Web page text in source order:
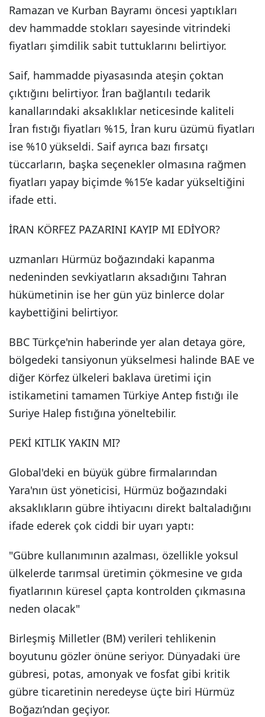
Ramazan ve Kurban Bayramı öncesi yaptıkları
dev hammadde stokları sayesinde vitrindeki
fiyatları şimdilik sabit tuttuklarını belirtiyor.
Saif, hammadde piyasasında ateşin çoktan
çıktığını belirtiyor. İran bağlantılı tedarik
kanallarındaki aksaklıklar neticesinde kaliteli
İran fıstığı fiyatları %15, İran kuru üzümü fiyatları
ise %10 yükseldi. Saif ayrıca bazı fırsatçı
tüccarların, başka seçenekler olmasına rağmen
fiyatları yapay biçimde %15’e kadar yükseltiğini
ifade etti.
İRAN KÖRFEZ PAZARINI KAYIP MI EDİYOR?
uzmanları Hürmüz boğazındaki kapanma
nedeninden sevkiyatların aksadığını Tahran
hükümetinin ise her gün yüz binlerce dolar
kaybettiğini belirtiyor.
BBC Türkçe'nin haberinde yer alan detaya göre,
bölgedeki tansiyonun yükselmesi halinde BAE ve
diğer Körfez ülkeleri baklava üretimi için
istikametini tamamen Türkiye Antep fıstığı ile
Suriye Halep fıstığına yöneltebilir.
PEKİ KITLIK YAKIN MI?
Global'deki en büyük gübre firmalarından
Yara'nın üst yöneticisi, Hürmüz boğazındaki
aksaklıkların gübre ihtiyacını direkt baltaladığını
ifade ederek çok ciddi bir uyarı yaptı:
"Gübre kullanımının azalması, özellikle yoksul
ülkelerde tarımsal üretimin çökmesine ve gıda
fiyatlarının küresel çapta kontrolden çıkmasına
neden olacak"
Birleşmiş Milletler (BM) verileri tehlikenin
boyutunu gözler önüne seriyor. Dünyadaki üre
gübresi, potas, amonyak ve fosfat gibi kritik
gübre ticaretinin neredeyse üçte biri Hürmüz
Boğazı’ndan geçiyor.